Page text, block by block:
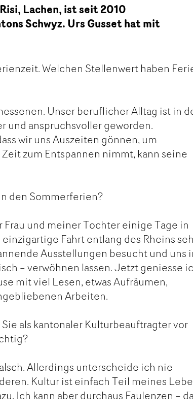
Lachen, ist seit 2010
Schwyz. Urs Gusset hat mit
Welchen Stellenwert haben
Unser beruflicher Alltag ist in
und anspruchsvoller geworden.
wir uns Auszeiten gönnen, um
zum Entspannen nimmt, kann seine
den Sommerferien?
Frau und meiner Tochter einige Tage in
Fahrt entlang des Rheins
Ausstellungen besucht und uns
– verwöhnen lassen. Jetzt geniesse
mit viel Lesen, etwas Aufräumen,
Arbeiten.
als kantonaler Kulturbeauftragter vor
Allerdings unterscheide ich nie
Kultur ist einfach Teil meines
Ich kann aber durchaus Faulenzen –